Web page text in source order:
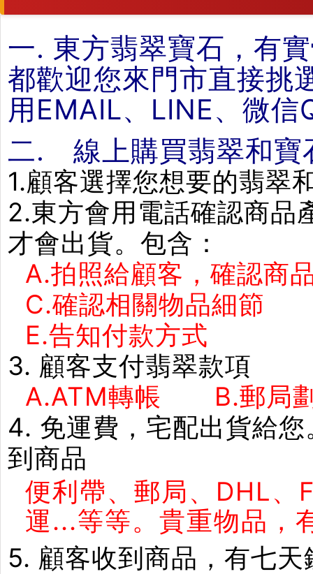
一. 東方翡翠寶石，有
都歡迎您來門市直接挑
用EMAIL、LINE、微信
二. 線上購買翡翠和寶
1.顧客選擇您想要的翡翠
2.東方會用電話確認商品
才會出貨。包含：
A.拍照給顧客，確認商
C.確認相關物品細
E.告知付款方式 F.
3. 顧客支付翡翠款項
A.ATM轉帳 B.郵局劃
4. 免運費，宅配出貨給
到商品
便利帶、郵局、DHL、
運...等等。貴重物品，
5. 顧客收到商品，有七